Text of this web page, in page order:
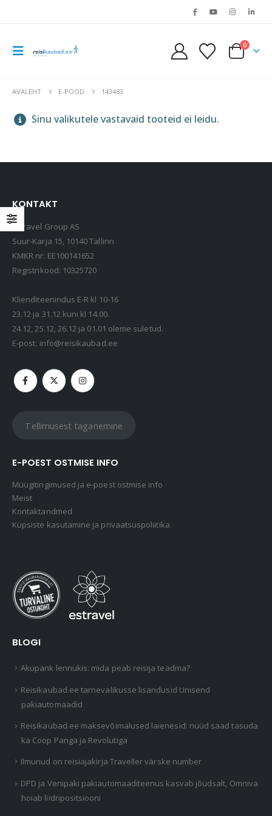
0
AVALEHT E-POOD 143483
Sinu valikutele vastavaid tooteid ei leidu.
15,90€
69,99€
KONTAKT
Estravel Group AS
Suur-Karja 15, 10140 Tallinn
KMKR nr: EE100141652
Registrikood: 10325720
Klienditeenindus E-R kl 10-16
23.12 ja 31.12 kuni kl 14.00.
24.12, 25.12, 26.12 ja 01.01 oleme suletud.
E-post: info@reisikaubad.ee
Tellimusest taganemine
E-POEST OSTMISE INFO
Müügitingimused ja e-poest ostmise info
Meist
Kontaktandmed
Küpsiste kasutamine ja privaatsuspoliitika
BLOGI
Akupank lennukis: mida peab reisija teadma?
Reisikaubad.ee tarnevalikusse lisandusid Unisend
pakiautomaadid
Reisikaubad.ee maksevõimalused laienesid: nüüd saad tasuda
ka Coop Panga ja Revolutiga
Ilmunud on reisiajakirja Traveller värske number
DPD ja Venipaki pakiautomaaditeenus kasvab jõudsalt, Omniva
hoiab liidripositsiooni